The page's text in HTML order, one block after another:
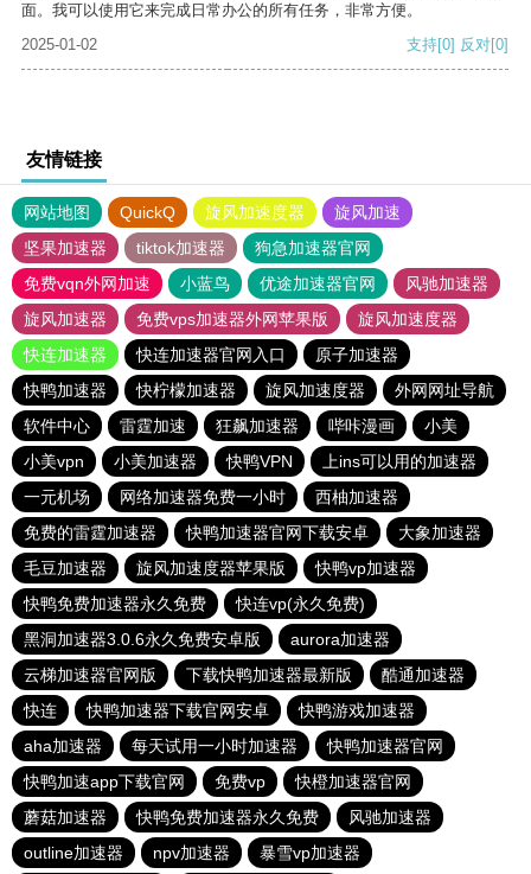
面。我可以使用它来完成日常办公的所有任务，非常方便。
2025-01-02
支持[0] 反对[0]
友情链接
网站地图 QuickQ 旋风加速度器
旋风加速
坚果加速器
tiktok加速器
狗急加速器官网
免费vqn外网加速
小蓝鸟 优途加速器官网
风驰加速器
旋风加速器
免费vps加速器外网苹果版
旋风加速度器
快连加速器
快连加速器官网入口
原子加速器
快鸭加速器
快柠檬加速器 旋风加速度器
外网网址导航
软件中心
雷霆加速 狂飙加速器 哔咔漫画
小美
小美vpn
小美加速器 快鸭VPN
上ins可以用的加速器
一元机场
网络加速器免费一小时
西柚加速器
免费的雷霆加速器
快鸭加速器官网下载安卓
大象加速器
毛豆加速器
旋风加速度器苹果版
快鸭vp加速器
快鸭免费加速器永久免费
快连vp(永久免费)
黑洞加速器3.0.6永久免费安卓版
aurora加速器
云梯加速器官网版
下载快鸭加速器最新版
酷通加速器
快连
快鸭加速器下载官网安卓
快鸭游戏加速器
aha加速器
每天试用一小时加速器
快鸭加速器官网
快鸭加速app下载官网
免费vp
快橙加速器官网
蘑菇加速器
快鸭免费加速器永久免费
风驰加速器
outline加速器
npv加速器 暴雪vp加速器